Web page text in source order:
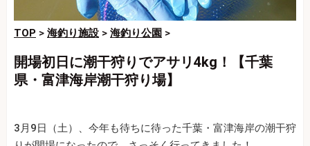
TOP > 海釣り施設 > 海釣り公園 >
開場初日に潮干狩りでアサリ4kg！【千葉
県・富津海岸潮干狩り場】
3月9日（土）、今年も待ちに待った千葉・富津海岸の潮干狩